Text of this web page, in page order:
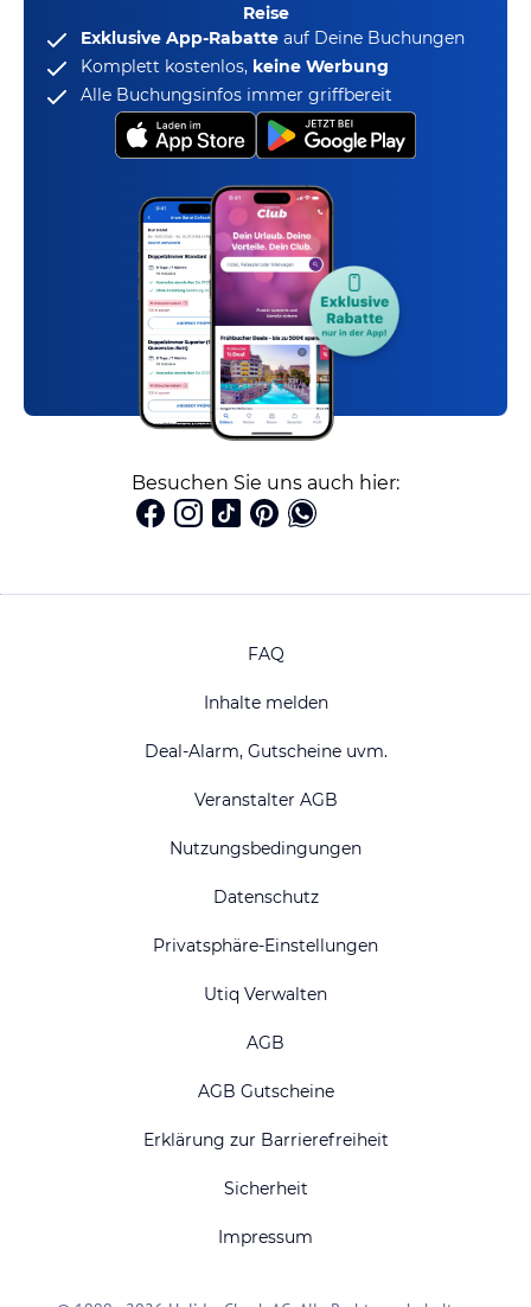
Reise
Exklusive App-Rabatte auf Deine Buchungen
Komplett kostenlos, keine Werbung
Alle Buchungsinfos immer griffbereit
Besuchen Sie uns auch hier:
FAQ
Inhalte melden
Deal-Alarm, Gutscheine uvm.
Veranstalter AGB
Nutzungsbedingungen
Datenschutz
Privatsphäre-Einstellungen
Utiq Verwalten
AGB
AGB Gutscheine
Erklärung zur Barrierefreiheit
Sicherheit
Impressum